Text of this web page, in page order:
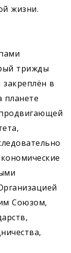
жизни.
трижды
в
Союзом,